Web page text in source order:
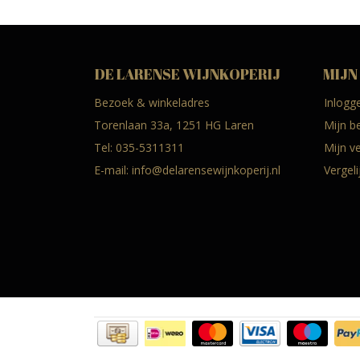
DE LARENSE WIJNKOPERIJ
Bezoek & winkeladres
Torenlaan 33a, 1251 HG Laren
Tel: 035-5311311
E-mail: info@delarensewijnkoperij.nl
MIJN
Mijn
Mijn